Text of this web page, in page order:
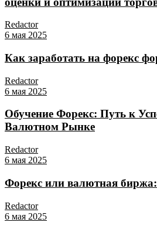
Redactor
6 мая 2025
Как заработать на форекс
Redactor
6 мая 2025
Обучение Форекс: Путь к
Валютном Рынке
Redactor
6 мая 2025
Форекс или валютная
Redactor
6 мая 2025